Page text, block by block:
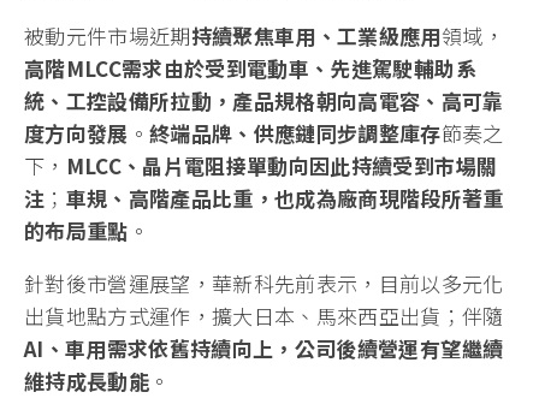
被動元件市場近期持續聚焦車用、工業級應用領域，
高階MLCC需求由於受到電動車、先進駕駛輔助系
統、工控設備所拉動，產品規格朝向高電容、高可靠
度方向發展 。終端品牌、供應鏈同步調整庫存節奏之
下， MLCC 、晶片電阻接單動向因此持續受到市場關
注 ； 車規、高階產品比重，也成為廠商現階段所著重
的布局重點 。
針對後市營運展望，華新科先前表示，目前以多元化
出貨地點方式運作，擴大日本、馬來西亞出貨；伴隨
AI 、車用需求依舊持續向上， 公司後續營運有望繼續
維持成長動能 。